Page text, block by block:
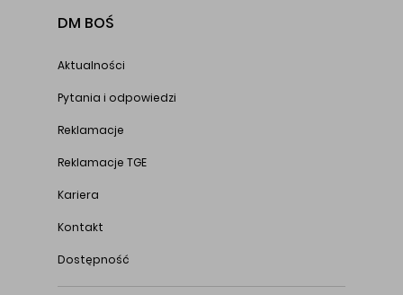
DM BOŚ
Aktualności
Pytania i odpowiedzi
Reklamacje
Reklamacje TGE
Kariera
Kontakt
Dostępność